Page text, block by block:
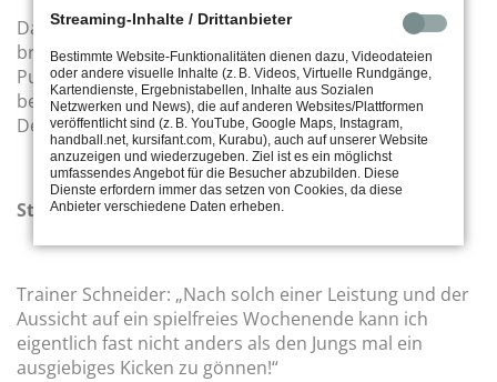
Das Spiel endete vier Sekunden später mit 29:24 und
bringt den tus als Aufsteiger mit einer Bilanz von 15:5
Punkten in eine gute Tabellenposition. Nächstes Spiel
bestreitet die m1 am 9.12. um 20.00 Uhr gegen und in
Denkendorf.
Stimmen zum Spiel:
Trainer Schneider: „Nach solch einer Leistung und der
Aussicht auf ein spielfreies Wochenende kann ich
eigentlich fast nicht anders als den Jungs mal ein
ausgiebiges Kicken zu gönnen!“
Streaming-Inhalte / Drittanbieter
Bestimmte Website-Funktionalitäten dienen dazu, Videodateien
oder andere visuelle Inhalte (z. B. Videos, Virtuelle Rundgänge,
Kartendienste, Ergebnistabellen, Inhalte aus Sozialen
Netzwerken und News), die auf anderen Websites/Plattformen
veröffentlicht sind (z. B. YouTube, Google Maps, Instagram,
handball.net, kursifant.com, Kurabu), auch auf unserer Website
anzuzeigen und wiederzugeben. Ziel ist es ein möglichst
umfassendes Angebot für die Besucher abzubilden. Diese
Dienste erfordern immer das setzen von Cookies, da diese
Anbieter verschiedene Daten erheben.